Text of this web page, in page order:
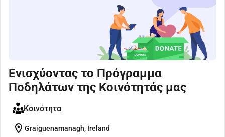
Ενισχύοντας το Πρόγραμμα
Ποδηλάτων της Κοινότητάς μας
Κοινότητα
location_on Graiguenamanagh, Ireland